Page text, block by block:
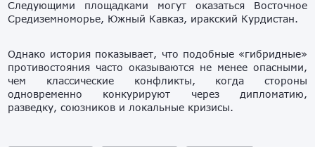
Следующими площадками могут оказаться Восточное
Средиземноморье, Южный Кавказ, иракский Курдистан.
Однако история показывает, что подобные «гибридные»
противостояния часто оказываются не менее опасными,
чем классические конфликты, когда стороны
одновременно конкурируют через дипломатию,
разведку, союзников и локальные кризисы.